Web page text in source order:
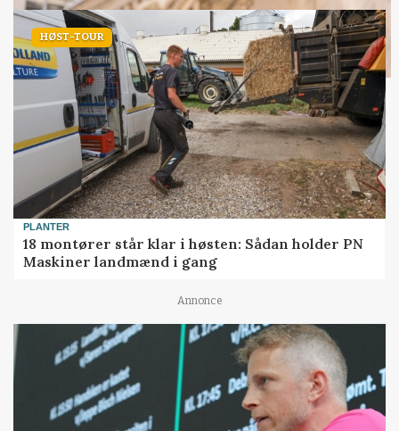
HØST-TOUR
PLANTER
18 montører står klar i høsten: Sådan holder PN
Maskiner landmænd i gang
Annonce